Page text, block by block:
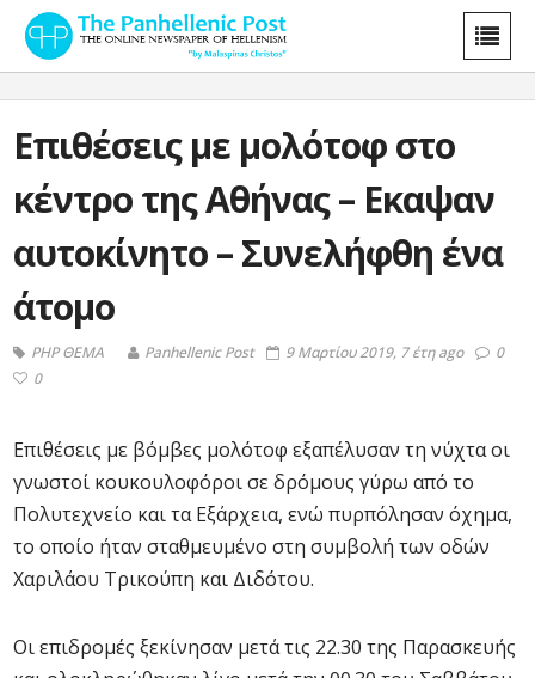
Επιθέσεις με μολότοφ στο
κέντρο της Αθήνας – Εκαψαν
αυτοκίνητο – Συνελήφθη ένα
άτομο
PHP ΘΕΜΑ Panhellenic Post 9 Μαρτίου 2019, 7 έτη ago
0
0
Επιθέσεις με βόμβες μολότοφ εξαπέλυσαν τη νύχτα οι
γνωστοί κουκουλοφόροι σε δρόμους γύρω από το
Πολυτεχνείο και τα Εξάρχεια, ενώ πυρπόλησαν όχημα,
το οποίο ήταν σταθμευμένο στη συμβολή των οδών
Χαριλάου Τρικούπη και Διδότου.
Οι επιδρομές ξεκίνησαν μετά τις 22.30 της Παρασκευής